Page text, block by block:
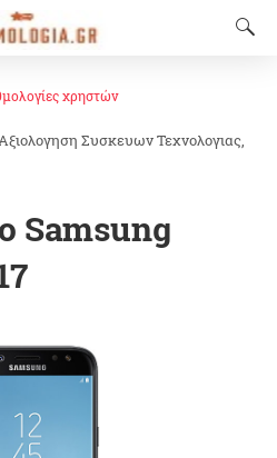
χρηστών
Συσκευων Τεχνολογιας
Samsung